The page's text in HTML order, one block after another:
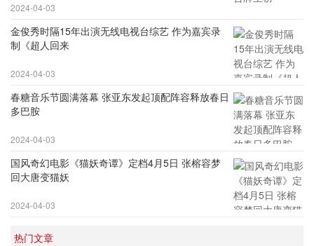
2024-04-03
金俊秀时隔15年出演无线电视台综艺 作为嘉宾录
制《超人回来
2024-04-03
春糖音乐节圆满落幕 张亚东发起顶配阵容释放春日
多巴胺
2024-04-03
国风奇幻电影《猫妖奇谭》定档4月5日 张榕容梦
回大唐变猫妖
2024-04-03
热门文章